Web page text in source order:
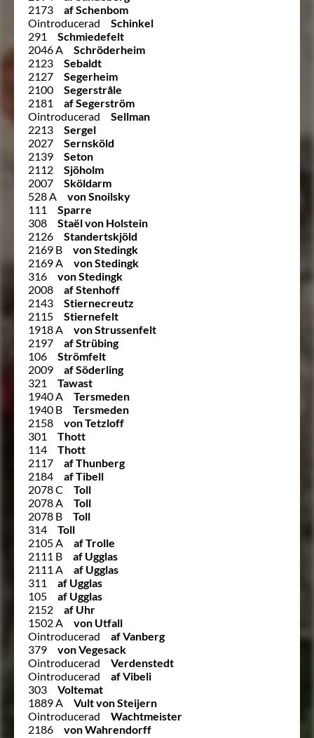
2173
af Schenbom
Ointroducerad
Schinkel
291
Schmiedefelt
2046 A
Schröderheim
2123
Sebaldt
2127
Segerheim
2100
Segerstråle
2181
af Segerström
Ointroducerad
Sellman
2213
Sergel
2027
Sernsköld
2139
Seton
2112
Sjöholm
2007
Sköldarm
528 A
von Snoilsky
111
Sparre
308
Staël von Holstein
2126
Standertskjöld
2169 B
von Stedingk
2169 A
von Stedingk
316
von Stedingk
2008
af Stenhoff
2143
Stiernecreutz
2115
Stiernefelt
1918 A
von Strussenfelt
2197
af Strübing
106
Strömfelt
2009
af Söderling
321
Tawast
1940 A
Tersmeden
1940 B
Tersmeden
2158
von Tetzloff
301
Thott
114
Thott
2117
af Thunberg
2184
af Tibell
2078 C
Toll
2078 A
Toll
2078 B
Toll
314
Toll
2105 A
af Trolle
2111 B
af Ugglas
2111 A
af Ugglas
311
af Ugglas
105
af Ugglas
2152
af Uhr
1502 A
von Utfall
Ointroducerad
af Vanberg
379
von Vegesack
Ointroducerad
Verdenstedt
Ointroducerad
af Vibeli
303
Voltemat
1889 A
Vult von Steijern
Ointroducerad
Wachtmeister
2186
von Wahrendorff